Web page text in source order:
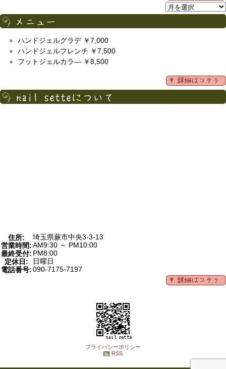
ハンドジェルグラデ ￥7,000
ハンドジェルフレンチ ￥7,500
フットジェルカラ― ￥8,500
住所:
埼玉県蕨市中央3-3-13
営業時間:AM9:30 ～ PM10:00
最終受付: PM8:00
定休日:
日曜日
電話番号:090-7175-7197
プライバシーポリシー
RSS